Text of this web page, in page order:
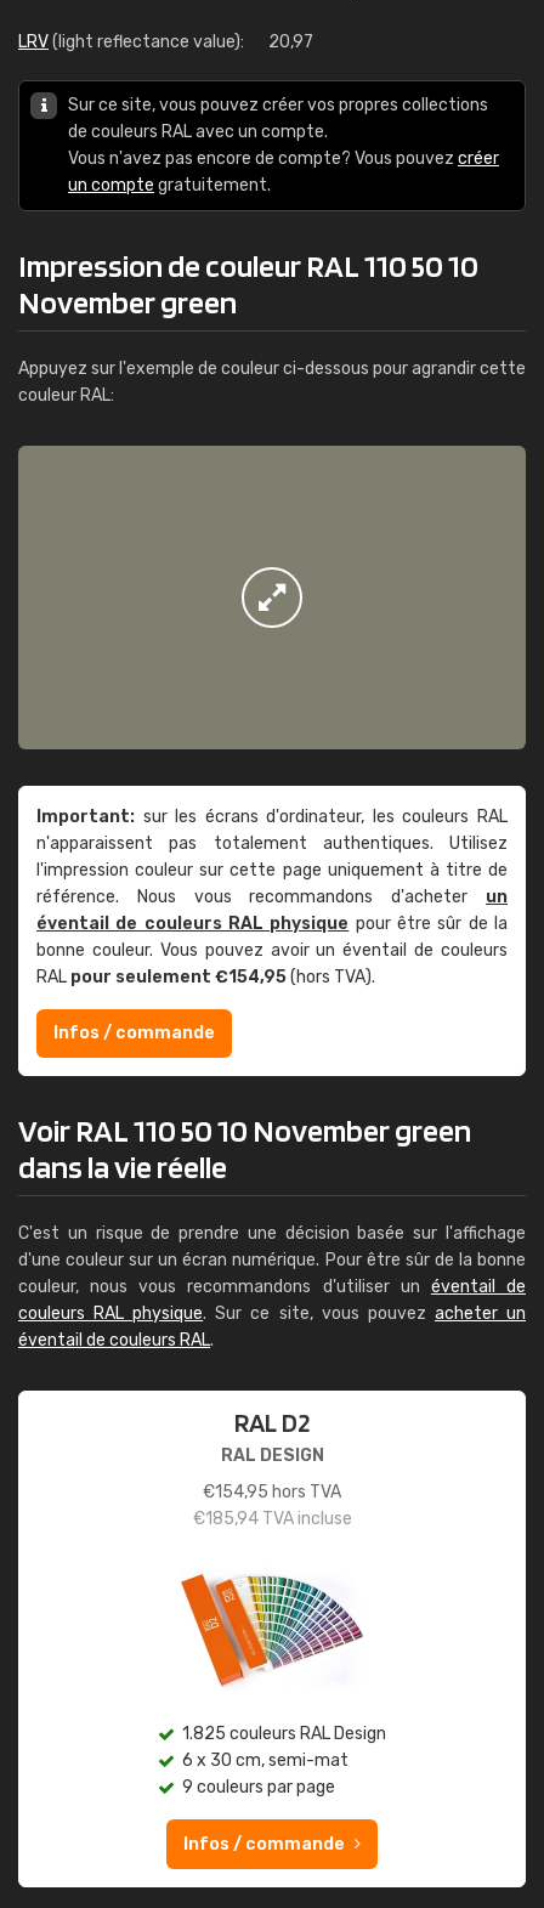
LRV(light reflectance value): 20,97
Sur ce site, vous pouvez créer vos propres collections
de couleurs RAL avec un compte.
Vous n'avez pas encore de compte? Vous pouvez créer
un compte gratuitement.
Impression de couleur RAL 110 50 10
November green
Appuyez sur l'exemple de couleur ci-dessous pour agrandir cette
couleur RAL:
Important: sur les écrans d'ordinateur, les couleurs RAL
n'apparaissent pas totalement authentiques. Utilisez
l'impression couleur sur cette page uniquement à titre de
référence. Nous vous recommandons d'acheter un
éventail de couleurs RAL physique pour être sûr de la
bonne couleur. Vous pouvez avoir un éventail de couleurs
RAL pour seulement €154,95(hors TVA).
Infos / commande
Voir RAL 110 50 10 November green
dans la vie réelle
C'est un risque de prendre une décision basée sur l'affichage
d'une couleur sur un écran numérique. Pour être sûr de la bonne
couleur, nous vous recommandons d'utiliser un éventail de
couleurs RAL physique. Sur ce site, vous pouvez acheter un
éventail de couleurs RAL.
RAL D2
RAL DESIGN
€154,95 hors TVA
€185,94TVA incluse
1.825 couleurs RAL Design
6 x 30 cm, semi-mat
9 couleurs par page
Infos / commande